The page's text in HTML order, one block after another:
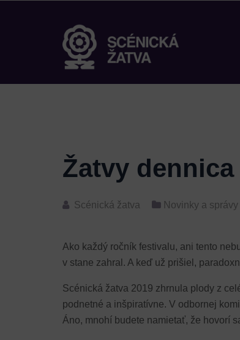
Žatvy dennica
Scénická žatva Novinky a správy
Ako každý ročník festivalu, ani tento
v stane zahral. A keď už prišiel,
Scénická žatva 2019 zhrnula plody z
podnetné a inšpiratívne. V odbornej
Áno, mnohí budete namietať, že hovorí